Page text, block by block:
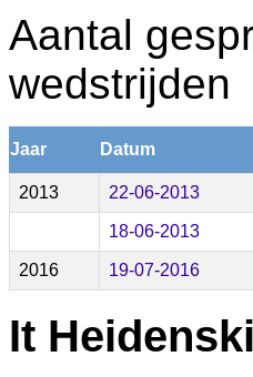
Aantal
wedstrijden
Jaar Datum
2013 22-06-2013
18-06-2013
2016 19-07-2016
It